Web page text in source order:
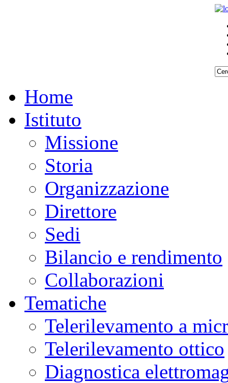
Home
Istituto
Missione
Storia
Organizzazione
Direttore
Sedi
Bilancio e rendimento
Collaborazioni
Tematiche
Telerilevamento a
Telerilevamento ottico
Diagnostica